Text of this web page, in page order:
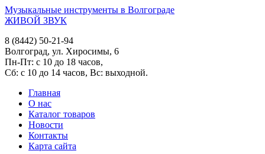
Музыкальные инструменты в Волгограде
ЖИВОЙ ЗВУК
8 (8442) 50-21-94
Волгоград, ул. Хиросимы, 6
Пн-Пт: с 10 до 18 часов,
Сб: с 10 до 14 часов, Вс: выходной.
Главная
О нас
Каталог товаров
Новости
Контакты
Карта сайта